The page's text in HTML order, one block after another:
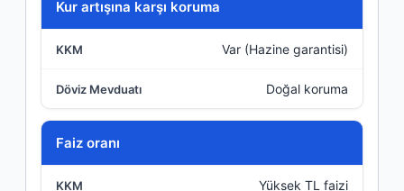
Kriter
KKM
Döviz Mevduatı
Kur artışına karşı koruma
Var (Hazine garantisi)
Doğal koruma
Faiz oranı
Yüksek TL faizi